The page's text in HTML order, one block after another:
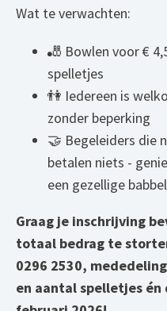
Wat te verwachten:
🎳 Bowlen voor €
spelletjes
👫 Iedereen is
zonder beperking
🤝 Begeleiders die
betalen niets -
een gezellige babbel
Graag je inschrijving
totaal bedrag te
0296 2530,
en aantal spelletjes